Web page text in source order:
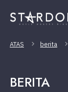
ATAS berita
BERITA